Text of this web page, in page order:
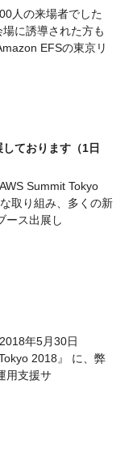
人の来場者でした
に誘導された方も
EFSの東京リ
ております（1日
Summit Tokyo
取り組み、多くの新
ース出展し
年5月30日
2018』 に、弊
用支援サ